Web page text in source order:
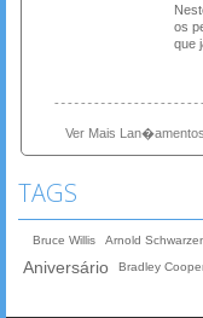
os
que
Ver Mais Lan�amentos
TAGS
Bruce Willis Arnold
Aniversário Bradley